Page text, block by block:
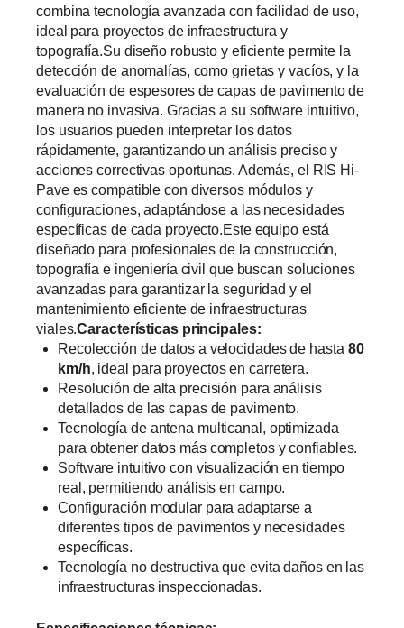
combina tecnología avanzada con facilidad de uso,
ideal para proyectos de infraestructura y
topografía.Su diseño robusto y eficiente permite la
detección de anomalías, como grietas y vacíos, y la
evaluación de espesores de capas de pavimento de
manera no invasiva. Gracias a su software intuitivo,
los usuarios pueden interpretar los datos
rápidamente, garantizando un análisis preciso y
acciones correctivas oportunas. Además, el RIS Hi-
Pave es compatible con diversos módulos y
configuraciones, adaptándose a las necesidades
específicas de cada proyecto.Este equipo está
diseñado para profesionales de la construcción,
topografía e ingeniería civil que buscan soluciones
avanzadas para garantizar la seguridad y el
mantenimiento eficiente de infraestructuras
viales.Características principales:
Recolección de datos a velocidades de hasta 80
km/h, ideal para proyectos en carretera.
Resolución de alta precisión para análisis
detallados de las capas de pavimento.
Tecnología de antena multicanal, optimizada
para obtener datos más completos y confiables.
Software intuitivo con visualización en tiempo
real, permitiendo análisis en campo.
Configuración modular para adaptarse a
diferentes tipos de pavimentos y necesidades
específicas.
Tecnología no destructiva que evita daños en las
infraestructuras inspeccionadas.